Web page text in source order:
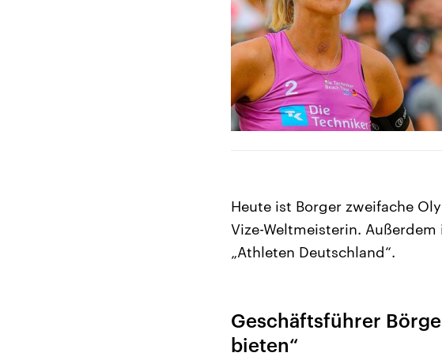
Heute ist Borger zweifache
Vize-Weltmeisterin.
„Athleten Deutschland“.
Geschäftsführer
bieten“